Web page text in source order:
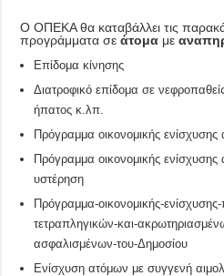
Ο ΟΠΕΚΑ θα καταβάλλει τις
προγράμματα σεάτομα με
Επίδομα κίνησης
Διατροφικό επίδομα σε
ήπατος κ.λπ.
Πρόγραμμα οικονομικής
Πρόγραμμα οικονομικής ενίσχυσης
υστέρηση
Πρόγραμμα-οικονομικής-
τετραπληγικών-και-
ασφαλισμένων-του-Δημοσίου
Ενίσχυση ατόμων με συγγενή